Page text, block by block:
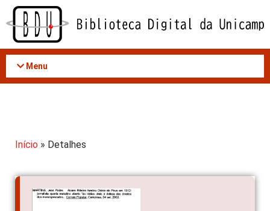
Acessar
conteúdo
Menu
Início » Detalhes